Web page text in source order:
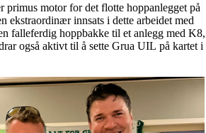
primus motor for det flotte hoppanlegget på
ekstraordinær innsats i dette arbeidet med
falleferdig hoppbakke til et anlegg med K8,
også aktivt til å sette Grua UIL på kartet i